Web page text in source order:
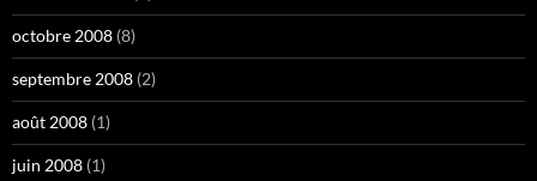
octobre 2008 (8)
septembre 2008 (2)
août 2008 (1)
juin 2008 (1)